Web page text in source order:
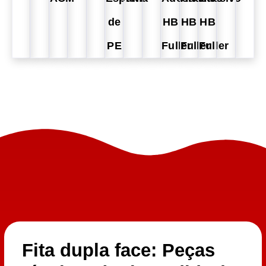
de
PE
HB
Fuller
HB
Fuller
HB
Fuller
Fita dupla face: Peças